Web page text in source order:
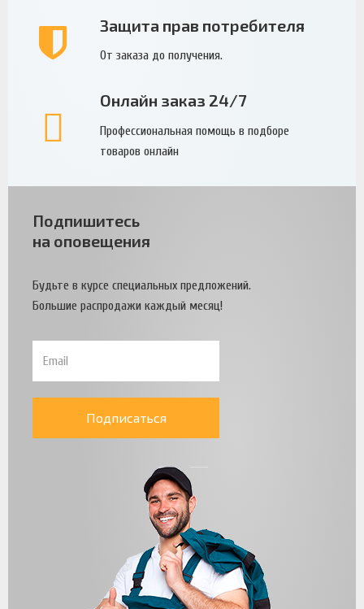
Защита прав потребителя
От заказа до получения.
Онлайн заказ 24/7
Профессиональная помощь в подборе
товаров онлайн
Подпишитесь
на оповещения
Будьте в курсе специальных предложений.
Большие распродажи каждый месяц!
Подписаться